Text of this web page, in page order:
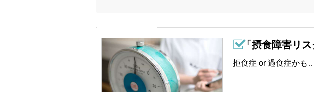
「摂食障害リ
拒食症 or 過食症かも